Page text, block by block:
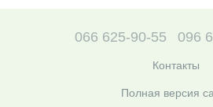
066 625-90-55 096
Контакты
Полная версия